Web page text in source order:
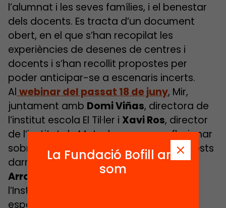
l’alumnat i les seves famílies, i el benestar
dels docents. Es tracta d’un document
obert, en el que s’han recopilat les
experiències de desenes de centres i
docents i s’han recollit propostes per
poder anticipar-se a escenaris incerts.
Al webinar del passat 18 de juny, Mir,
juntament amb Domi Viñas, directora de
l’institut escola El Til·ler i Xavi Ros, director
de l’institut de Matadepera van reflexionar
sobre els aprenentatges adquirits aquests
darrers mesos, juntament ambLiliana
Arroyo
, sociòloga i investigadora de
l’Institut d’Innovació Social (ESADE),
especialista en transformació digital.
La Fundació Bofill ara
som